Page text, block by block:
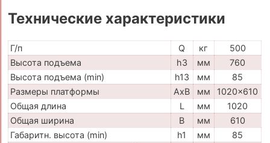
Технические характеристики
Г/п Q кг
500
Высота подъема
h3 мм
760
Высота подъема (min)
h13 мм
85
Размеры платформы
AxB мм
1020x610
Общая длина
L мм
1020
Общая ширина
B мм
610
Габаритн. высота (min)
h1 мм
85